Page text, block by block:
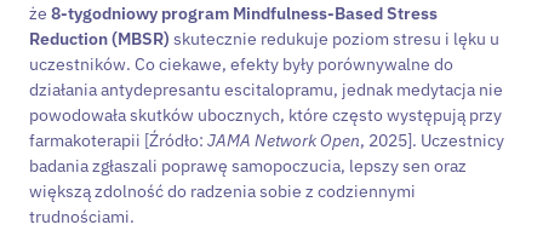
że 8-tygodniowy program Mindfulness-Based Stress
Reduction (MBSR) skutecznie redukuje poziom stresu i lęku u
uczestników. Co ciekawe, efekty były porównywalne do
działania antydepresantu escitalopramu, jednak medytacja nie
powodowała skutków ubocznych, które często występują przy
farmakoterapii [Źródło: JAMA Network Open, 2025]. Uczestnicy
badania zgłaszali poprawę samopoczucia, lepszy sen oraz
większą zdolność do radzenia sobie z codziennymi
trudnościami.